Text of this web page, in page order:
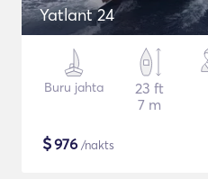
Yatlant 24
Buru jahta
23 ft
7 m
$976 /nakts